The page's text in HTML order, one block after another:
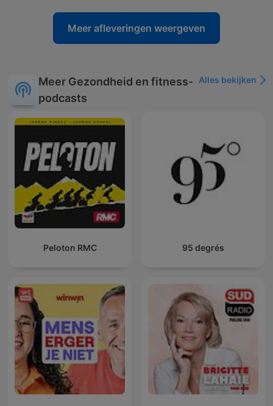
Meer afleveringen weergeven
Meer Gezondheid en fitness-
podcasts
Alles bekijken
Peloton RMC 95 degrés